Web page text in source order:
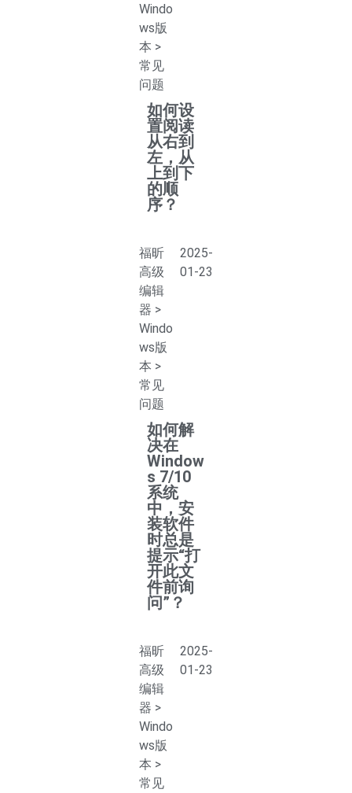
Windo
ws版
本 >
常见
问题
如何设
置阅读
从右到
左，从
上到下
的顺
序？
福昕
高级
编辑
器 >
Windo
ws版
本 >
常见
问题
2025-
01-23
如何解
决‌在
Window
s 7/10
系统
中，安
装软件
时总是
提示“打
开此文
件前询
问”？
福昕
高级
编辑
器 >
Windo
ws版
本 >
常见
2025-
01-23